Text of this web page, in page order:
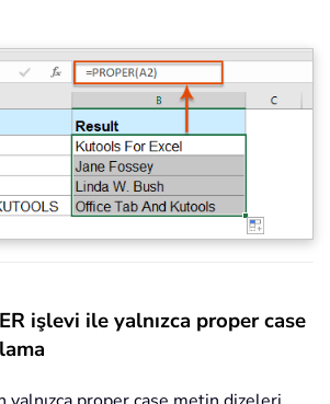
işlevi ile yalnızca proper case